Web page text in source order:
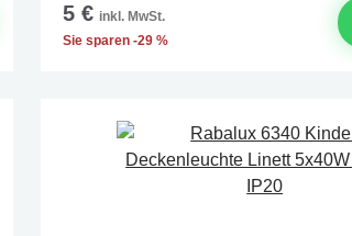
5 € inkl. MwSt.
Sie sparen -29 %